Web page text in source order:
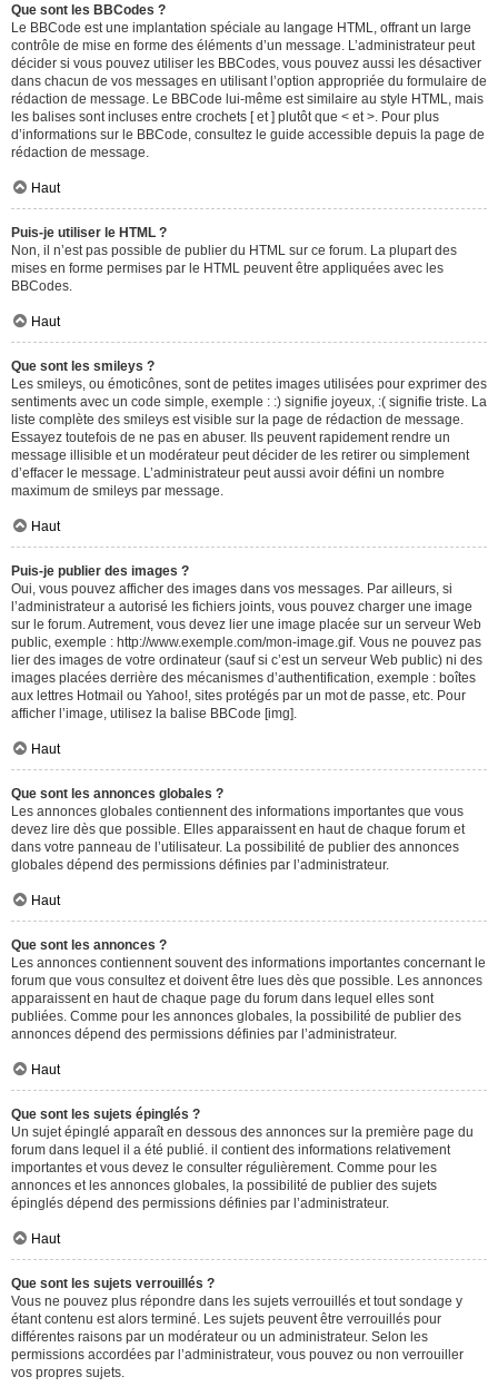
Que sont les BBCodes ?
Le BBCode est une implantation spéciale au langage HTML, offrant un large
contrôle de mise en forme des éléments d’un message. L’administrateur peut
décider si vous pouvez utiliser les BBCodes, vous pouvez aussi les désactiver
dans chacun de vos messages en utilisant l’option appropriée du formulaire de
rédaction de message. Le BBCode lui-même est similaire au style HTML, mais
les balises sont incluses entre crochets [ et ] plutôt que < et >. Pour plus
d’informations sur le BBCode, consultez le guide accessible depuis la page de
rédaction de message.
Haut
Puis-je utiliser le HTML ?
Non, il n’est pas possible de publier du HTML sur ce forum. La plupart des
mises en forme permises par le HTML peuvent être appliquées avec les
BBCodes.
Haut
Que sont les smileys ?
Les smileys, ou émoticônes, sont de petites images utilisées pour exprimer des
sentiments avec un code simple, exemple : :) signifie joyeux, :( signifie triste. La
liste complète des smileys est visible sur la page de rédaction de message.
Essayez toutefois de ne pas en abuser. Ils peuvent rapidement rendre un
message illisible et un modérateur peut décider de les retirer ou simplement
d’effacer le message. L’administrateur peut aussi avoir défini un nombre
maximum de smileys par message.
Haut
Puis-je publier des images ?
Oui, vous pouvez afficher des images dans vos messages. Par ailleurs, si
l’administrateur a autorisé les fichiers joints, vous pouvez charger une image
sur le forum. Autrement, vous devez lier une image placée sur un serveur Web
public, exemple : http://www.exemple.com/mon-image.gif. Vous ne pouvez pas
lier des images de votre ordinateur (sauf si c’est un serveur Web public) ni des
images placées derrière des mécanismes d’authentification, exemple : boîtes
aux lettres Hotmail ou Yahoo!, sites protégés par un mot de passe, etc. Pour
afficher l’image, utilisez la balise BBCode [img].
Haut
Que sont les annonces globales ?
Les annonces globales contiennent des informations importantes que vous
devez lire dès que possible. Elles apparaissent en haut de chaque forum et
dans votre panneau de l’utilisateur. La possibilité de publier des annonces
globales dépend des permissions définies par l’administrateur.
Haut
Que sont les annonces ?
Les annonces contiennent souvent des informations importantes concernant le
forum que vous consultez et doivent être lues dès que possible. Les annonces
apparaissent en haut de chaque page du forum dans lequel elles sont
publiées. Comme pour les annonces globales, la possibilité de publier des
annonces dépend des permissions définies par l’administrateur.
Haut
Que sont les sujets épinglés ?
Un sujet épinglé apparaît en dessous des annonces sur la première page du
forum dans lequel il a été publié. il contient des informations relativement
importantes et vous devez le consulter régulièrement. Comme pour les
annonces et les annonces globales, la possibilité de publier des sujets
épinglés dépend des permissions définies par l’administrateur.
Haut
Que sont les sujets verrouillés ?
Vous ne pouvez plus répondre dans les sujets verrouillés et tout sondage y
étant contenu est alors terminé. Les sujets peuvent être verrouillés pour
différentes raisons par un modérateur ou un administrateur. Selon les
permissions accordées par l’administrateur, vous pouvez ou non verrouiller
vos propres sujets.